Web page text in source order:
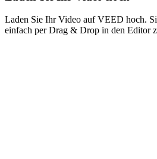
Laden Sie Ihr Video auf VEED hoch.
einfach per Drag & Drop in den Editor